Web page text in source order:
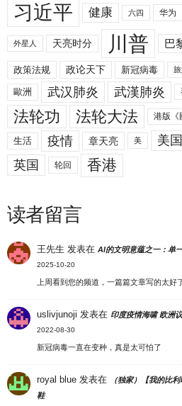
习近平 健康 六四 华为
外星人 天亮时分 川普 巴
政策法规 政论天下 新冠病毒
歐洲 武汉肺炎 武漢肺炎
法轮功 法轮大法 港版《
生活 疫情 章天亮 美 美国
英国 轮回 香港
读者留言
王先生 发表在AI的文明意蕴之一：单
2025-10-20
上周看到您的频道，一篇篇文章写的太好
uslivjunoji 发表在 印度疫情海啸 欧洲
2022-08-30
新冠病毒一直在变种，真是太可怕了
royal blue 发表在
（独家）【我的比
鞋